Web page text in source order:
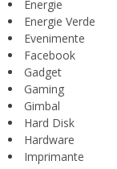
Energie
Energie Verde
Evenimente
Facebook
Gadget
Gaming
Gimbal
Hard Disk
Hardware
Imprimante